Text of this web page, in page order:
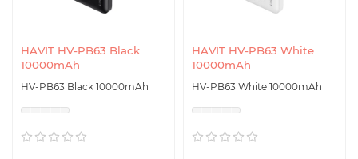
HAVIT HV-PB63 Black
10000mAh
HV-PB63 Black 10000mAh
HAVIT HV-PB63 White
10000mAh
HV-PB63 White 10000mAh